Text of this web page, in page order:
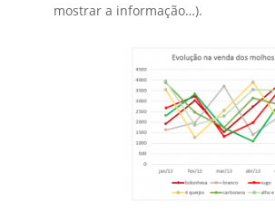
mostrar a informação…).